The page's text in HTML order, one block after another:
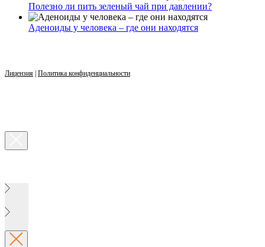
Полезно ли пить зеленый чай при давлении?
Аденоиды у человека – где они находятся
Лицензия Политика конфиденциальности